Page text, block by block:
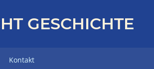
GESCHICHTE
Kontakt